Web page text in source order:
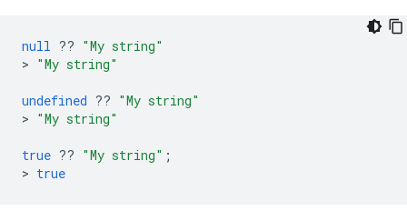
null ?? "My string"
> "My string"
undefined ?? "My string"
> "My string"
true ?? "My string" ;
> true